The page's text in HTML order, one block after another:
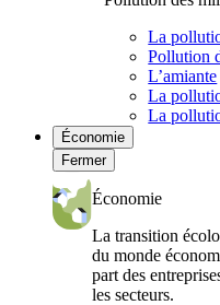
La
Pollution
L’amiante
La
La
Économie
Fermer
Économie
La transition
du monde
part des
les secteurs.